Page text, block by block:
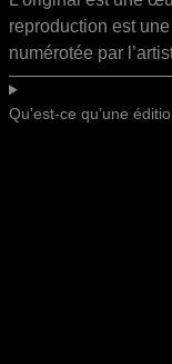
reproduction est
numérotée par
Qu’est-ce qu’une